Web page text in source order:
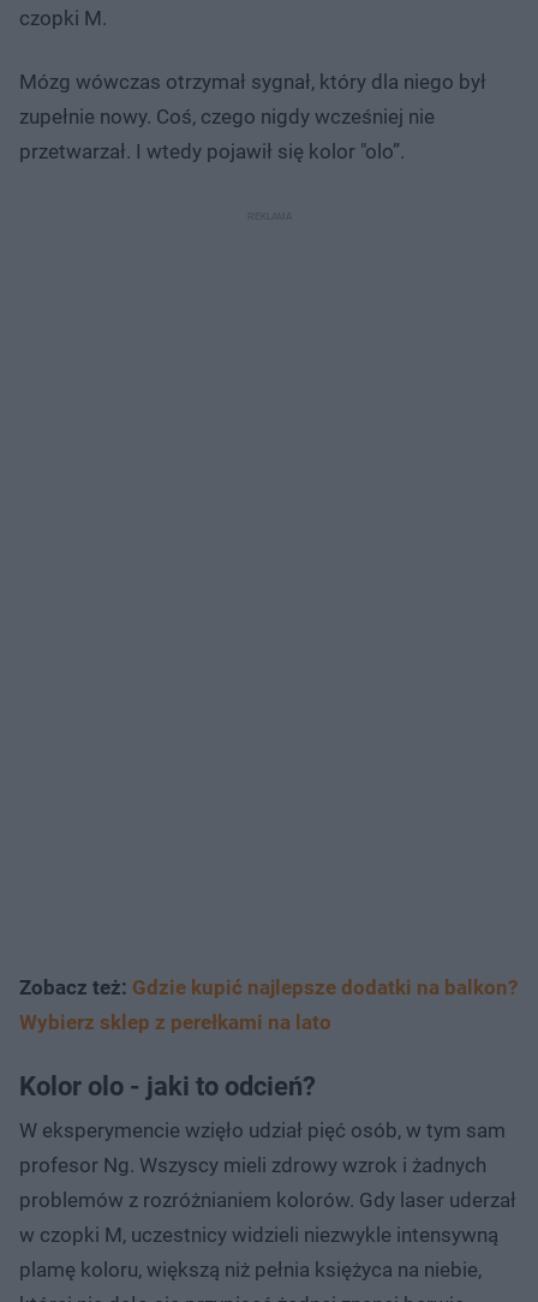
czopki M.
Mózg wówczas otrzymał sygnał, który dla niego był
zupełnie nowy. Coś, czego nigdy wcześniej nie
przetwarzał. I wtedy pojawił się kolor "olo”.
Zobacz też: Gdzie kupić najlepsze dodatki na balkon?
Wybierz sklep z perełkami na lato
Kolor olo - jaki to odcień?
W eksperymencie wzięło udział pięć osób, w tym sam
profesor Ng. Wszyscy mieli zdrowy wzrok i żadnych
problemów z rozróżnianiem kolorów. Gdy laser uderzał
w czopki M, uczestnicy widzieli niezwykle intensywną
plamę koloru, większą niż pełnia księżyca na niebie,